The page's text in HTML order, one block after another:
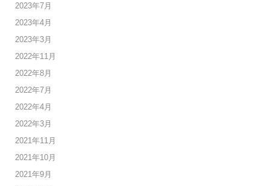
2023年7月
2023年4月
2023年3月
2022年11月
2022年8月
2022年7月
2022年4月
2022年3月
2021年11月
2021年10月
2021年9月